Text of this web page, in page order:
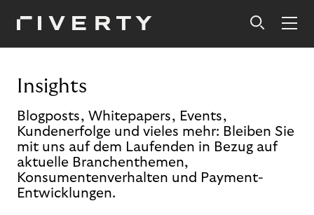
Insights
Blogposts, Whitepapers, Events,
Kundenerfolge und vieles mehr: Bleiben Sie
mit uns auf dem Laufenden in Bezug auf
aktuelle Branchenthemen,
Konsumentenverhalten und Payment-
Entwicklungen.